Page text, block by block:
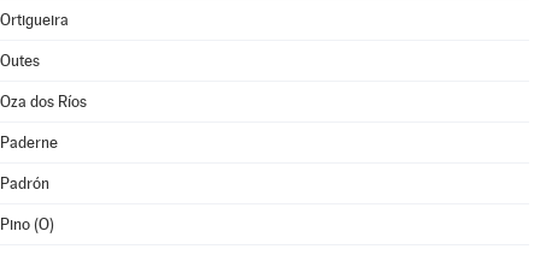
Ortigueira
Outes
Oza dos Ríos
Paderne
Padrón
Pino (O)